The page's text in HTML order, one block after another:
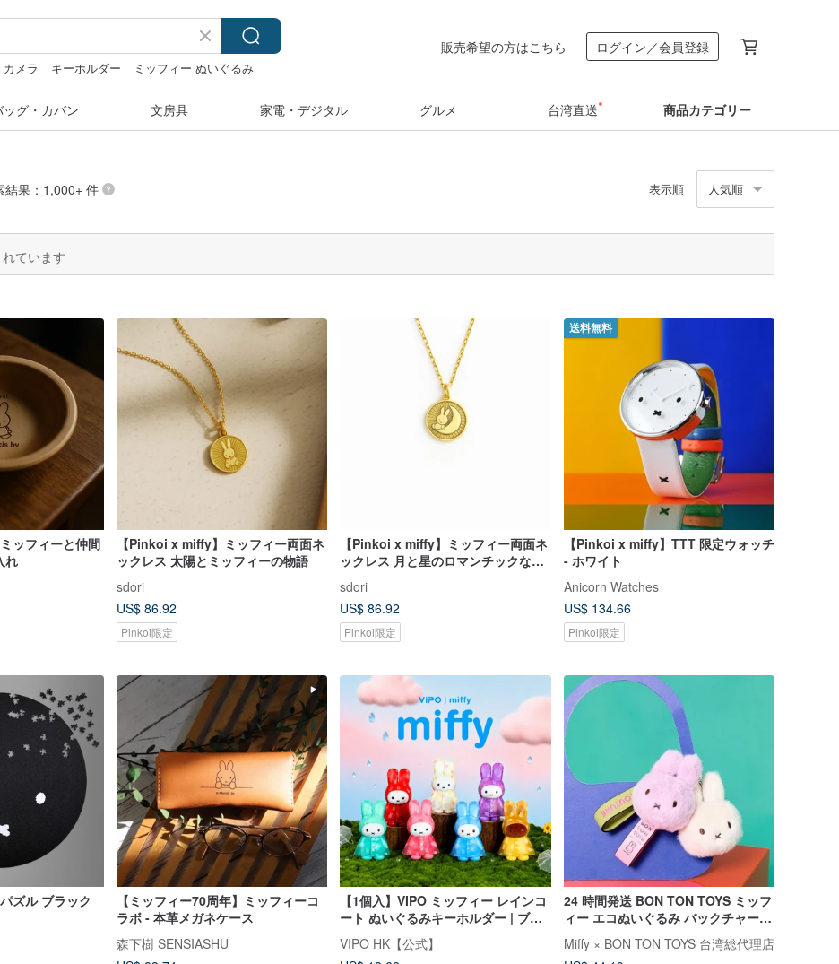
カメラ キーホルダー
ミッフィー ぬいぐるみ
販売希望の方はこちら ログイン／会員登録
ッグ・カバン 文房具 家電・デジタル グルメ 台湾直送 商品カテゴリー
結果：1,000+ 件 表示順 人気順
ています
ッフィーと仲間
れ
【Pinkoi x miffy】ミッフィー両面ネ
ックレス 太陽とミッフィーの物語
sdori
US$ 86.92
Pinkoi限定
【Pinkoi x miffy】ミッフィー両面ネ
ックレス 月と星のロマンチックな物
sdori
US$ 86.92
Pinkoi限定
送料無料
【Pinkoi x miffy】TTT 限定ウォッチ
- ホワイト
Anicorn Watches
US$ 134.66
Pinkoi限定
ズル ブラック
【ミッフィー70周年】ミッフィーコ
ラボ - 本革メガネケース
森下樹 SENSIASHU
【1個入】VIPO ミッフィー レインコ
ート ぬいぐるみキーホルダー | ブラ
インドボックス(全7種)
VIPO HK【公式】
24 時間発送 BON TON TOYS ミッフ
ィー エコぬいぐるみ バックチャーム
Miffy × BON TON TOYS 台湾総代理店